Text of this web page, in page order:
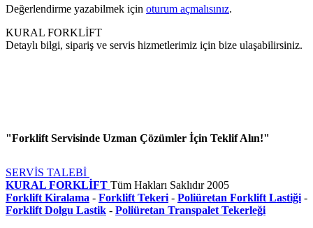
Değerlendirme yazabilmek için oturum açmalısınız.
KURAL FORKLİFT
Detaylı bilgi, sipariş ve servis hizmetlerimiz için bize ulaşabilirsiniz.
"Forklift Servisinde Uzman Çözümler İçin Teklif Alın!"
SERVİS TALEBİ
KURAL FORKLİFT Tüm Hakları Saklıdır 2005
Forklift Kiralama - Forklift Tekeri - Poliüretan Forklift Lastiği -
Forklift Dolgu Lastik - Poliüretan Transpalet Tekerleği